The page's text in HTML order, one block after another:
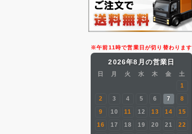
※午前11時で営業日が切り替わります
2026年8月の営業日
日 月 火 水 木 金
土
1
2
3 4 5 6 7
8
9
10 11 12 13 14
15
16
17 18 19 20 21
22